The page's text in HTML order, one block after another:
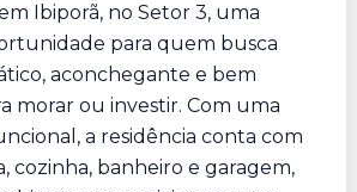
Ibiporã, no Setor 3, uma
para quem busca
aconchegante e bem
morar ou investir. Com uma
a residência conta com
cozinha, banheiro e garagem,